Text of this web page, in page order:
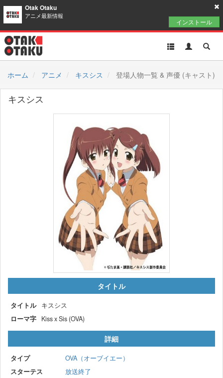
Otak Otaku
アニメ最新情報
インストール
Toggle
Toggle
ホーム
アニメ キスシス 登場人物一覧 & 声優 (キャスト)
キスシス
タイトル
タイトル
キスシス
ローマ字
Kiss x Sis (OVA)
詳細
タイプ
OVA（オーブイエー）
スターテス
放送終了